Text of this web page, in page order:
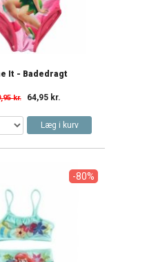
It - Badedragt
kr. 64,95 kr.
Læg i kurv
-80%